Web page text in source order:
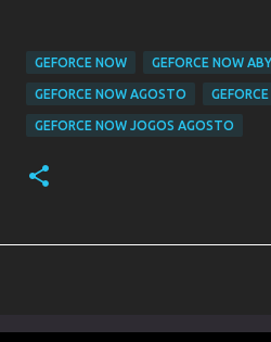
GEFORCE NOW GEFORCE NOW
GEFORCE NOW AGOSTO
GEFORCE NOW JOGOS AGOSTO